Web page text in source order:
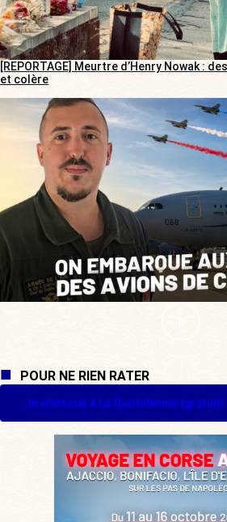
[REPORTAGE] Meurtre d’Henry Nowak :
et colère
POUR NE RIEN RATER
Je m'inscris à La Quotidienne (gratuit)